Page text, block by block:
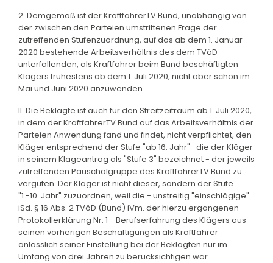
2. Demgemäß ist der KraftfahrerTV Bund, unabhängig von
der zwischen den Parteien umstrittenen Frage der
zutreffenden Stufenzuordnung, auf das ab dem 1. Januar
2020 bestehende Arbeitsverhältnis des dem TVöD
unterfallenden, als Kraftfahrer beim Bund beschäftigten
Klägers frühestens ab dem 1. Juli 2020, nicht aber schon im
Mai und Juni 2020 anzuwenden.
II. Die Beklagte ist auch für den Streitzeitraum ab 1. Juli 2020,
in dem der KraftfahrerTV Bund auf das Arbeitsverhältnis der
Parteien Anwendung fand und findet, nicht verpflichtet, den
Kläger entsprechend der Stufe "ab 16. Jahr"- die der Kläger
in seinem Klageantrag als "Stufe 3" bezeichnet - der jeweils
zutreffenden Pauschalgruppe des KraftfahrerTV Bund zu
vergüten. Der Kläger ist nicht dieser, sondern der Stufe
"1.-10. Jahr" zuzuordnen, weil die - unstreitig "einschlägige"
iSd. § 16 Abs. 2 TVöD (Bund) iVm. der hierzu ergangenen
Protokollerklärung Nr. 1 - Berufserfahrung des Klägers aus
seinen vorherigen Beschäftigungen als Kraftfahrer
anlässlich seiner Einstellung bei der Beklagten nur im
Umfang von drei Jahren zu berücksichtigen war.